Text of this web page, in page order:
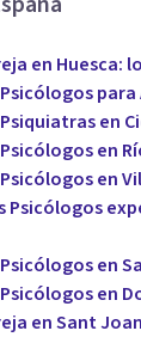
en Huesca:
en
en
en
Psicólogos
en
en
en Sant